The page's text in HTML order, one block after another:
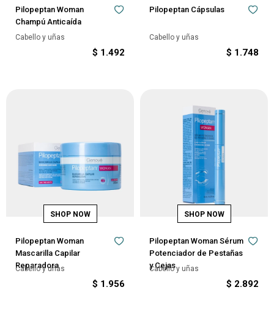
Pilopeptan Woman
Champú Anticaída
Cabello y uñas
$ 1.492
Pilopeptan Cápsulas
Cabello y uñas
$ 1.748
Pilopeptan Woman
Mascarilla Capilar
Reparadora
Cabello y uñas
$ 1.956
Pilopeptan Woman Sérum
Potenciador de Pestañas
y Cejas
Cabello y uñas
$ 2.892